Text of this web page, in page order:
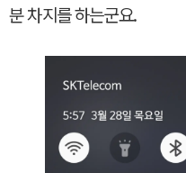
분 차지를 하는군요.